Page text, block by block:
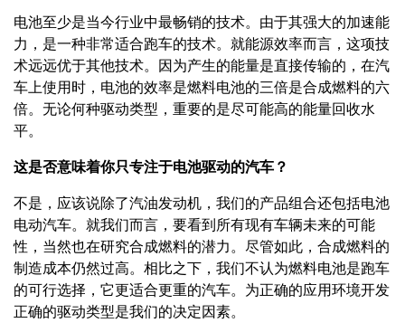
电池至少是当今行业中最畅销的技术。由于其强大的加速能
力，是一种非常适合跑车的技术。就能源效率而言，这项技
术远远优于其他技术。因为产生的能量是直接传输的，在汽
车上使用时，电池的效率是燃料电池的三倍是合成燃料的六
倍。无论何种驱动类型，重要的是尽可能高的能量回收水
平。
这是否意味着你只专注于电池驱动的汽车？
不是，应该说除了汽油发动机，我们的产品组合还包括电池
电动汽车。就我们而言，要看到所有现有车辆未来的可能
性，当然也在研究合成燃料的潜力。尽管如此，合成燃料的
制造成本仍然过高。相比之下，我们不认为燃料电池是跑车
的可行选择，它更适合更重的汽车。为正确的应用环境开发
正确的驱动类型是我们的决定因素。